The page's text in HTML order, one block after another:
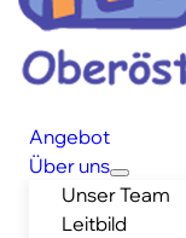
Angebot
Über uns
Unser Team
Leitbild